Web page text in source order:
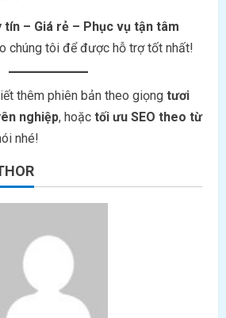
tín – Giá rẻ – Phục vụ tận tâm
chúng tôi để được hỗ trợ tốt nhất!
thêm phiên bản theo giọng tươi
nghiệp, hoặc tối ưu SEO theo từ
nhé!